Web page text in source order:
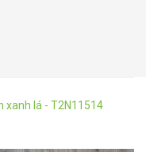
xanh lá - T2N11514